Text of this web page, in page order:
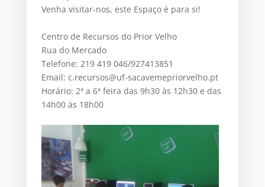
Venha visitar-nos, este Espaço é para si!
Centro de Recursos do Prior Velho
Rua do Mercado
Telefone: 219 419 046/927413851
Email: c.recursos@uf-sacavemepriorvelho.pt
Horário: 2ª a 6ª feira das 9h30 às 12h30 e das
14h00 às 18h00